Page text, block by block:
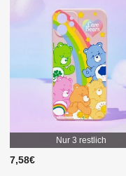
Nur 3 restlich
7,58€